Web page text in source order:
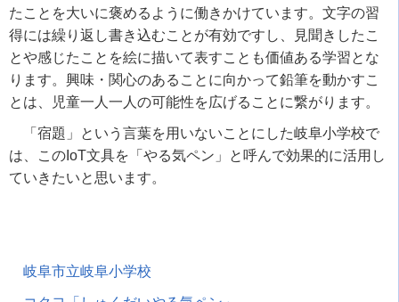
たことを大いに褒めるように働きかけています。文字の習
得には繰り返し書き込むことが有効ですし、見聞きしたこ
とや感じたことを絵に描いて表すことも価値ある学習とな
ります。興味・関心のあることに向かって鉛筆を動かすこ
とは、児童一人一人の可能性を広げることに繋がります。
「宿題」という言葉を用いないことにした岐阜小学校で
は、このIoT文具を「やる気ペン」と呼んで効果的に活用し
ていきたいと思います。
岐阜市立岐阜小学校